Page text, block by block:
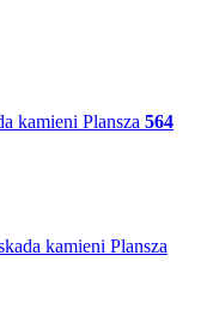
kamieni Plansza 564
kamieni Plansza